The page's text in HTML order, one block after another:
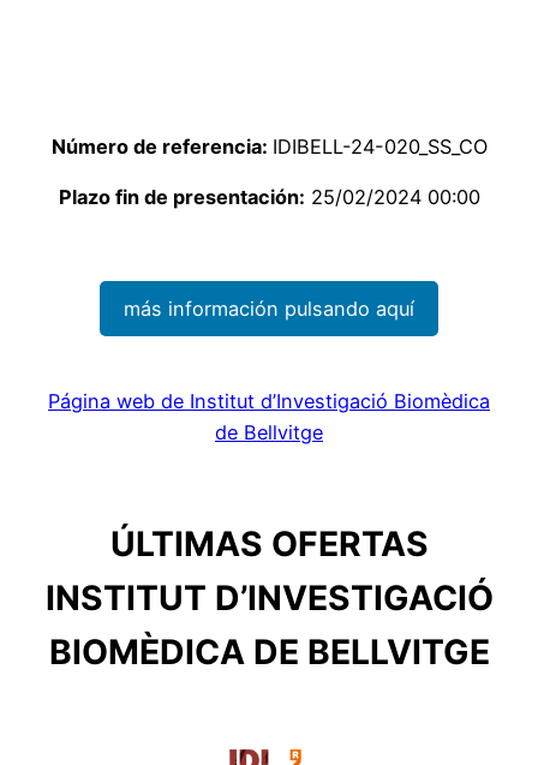
Número de referencia: IDIBELL-24-020_SS_CO
Plazo fin de presentación: 25/02/2024 00:00
más información pulsando aquí
Página web de Institut d’Investigació Biomèdica
de Bellvitge
ÚLTIMAS OFERTAS
INSTITUT D’INVESTIGACIÓ
BIOMÈDICA DE BELLVITGE